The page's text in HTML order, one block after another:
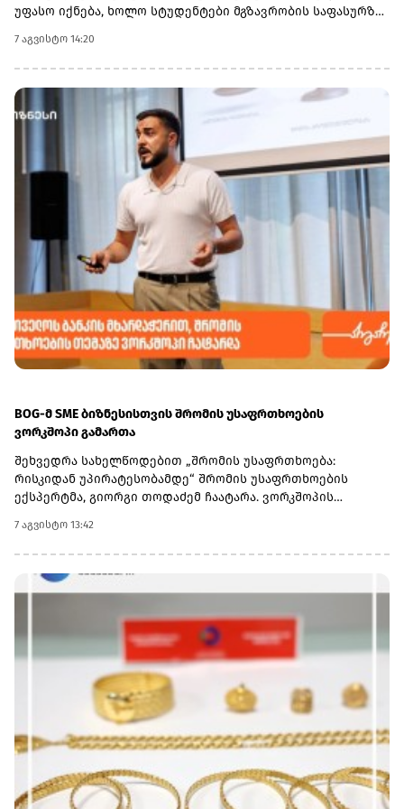
უფასო იქნება, ხოლო სტუდენტები მგზავრობის საფასურზე
7 აგვისტო 14:20
BOG-მ SME ბიზნესისთვის შრომის უსაფრთხოების
ვორკშოპი გამართა
შეხვედრა სახელწოდებით „შრომის უსაფრთხოება:
რისკიდან უპირატესობამდე“ შრომის უსაფრთხოების
ექსპერტმა, გიორგი თოდაძემ ჩაატარა. ვორკშოპის
იმის შესახებ, თუ როგორ იქცევა უსაფრთხოების
სტანდარტების დანერგვა ბიზნესის მდგრადი
განვითარების, ფინანსური სტაბილურობისა და
რეპუტაციის გაძლიერების ინსტრუმენტად.ღონისძიებაზე
როგორიცაა უსაფრთხოების ეკონომიკა და ინვესტიციის
უკუგება (ROI); როგორ გადაიქცეს უსაფრთხოება ბიზნესის
სტრატეგიულ უპირატესობად; თანამშრომელთა
რესურსების მართვა; ლიდერის როლი უსაფრთხოების
კულტურის ჩამოყალიბებაში და ნდობაზე დაფუძნებული
სამუშაო გარემოს შექმნა.მონაწილეებმა ასევე მიიღეს
პრაქტიკული რეკომენდაციები კრიზისების მართვისა და
ბიზნესის უწყვეტობის დაგეგმვის (BCP) მიმართულებით -
როგორ მოემზადონ კომპანიები ფორსმაჟორული
სიტუაციებისთვის და შეამცირონ შესაძლო ფინანსური თუ
ოპერაციული რისკები.„საქართველოს ბანკი მცირე და
7 აგვისტო 13:42